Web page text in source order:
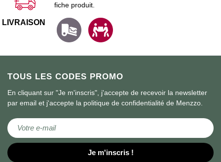
TOUS LES CODES PROMO
En cliquant sur "Je m'inscris", j'accepte de recevoir la newsletter
par email et j'accepte la politique de confidentialité de Menzzo.
Inscription à notre lettre d’information :
Je m'inscris !
LIVRAISON
fiche produit.